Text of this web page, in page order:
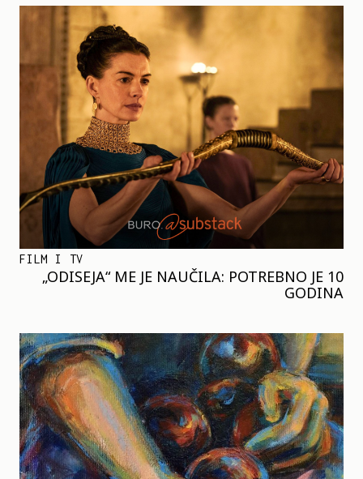
FILM I TV
„ODISEJA“ ME JE NAUČILA: POTREBNO JE 10
GODINA